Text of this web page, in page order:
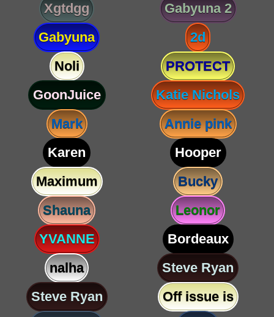
Xgtdgg
Gabyuna 2
Gabyuna
2d
Noli
PROTECT
GoonJuice
Katie Nichols
Mark
Annie pink
Karen
Hooper
Maximum
Bucky
Shauna
Leonor
YVANNE
Bordeaux
nalha
Steve Ryan
Steve Ryan
Off issue is